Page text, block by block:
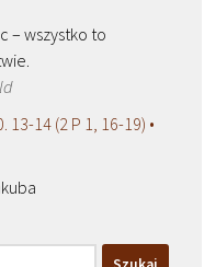
– wszystko to
13-14 (2 P 1, 16-19) •